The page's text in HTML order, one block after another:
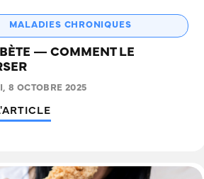
MALADIES CHRONIQUES
— COMMENT LE
8 OCTOBRE 2025